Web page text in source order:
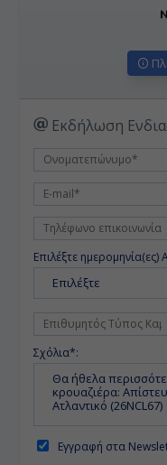
Εκδήλωση
Επιλέξτε
Επιλέξτε
Σχόλια*:
Εγγραφή στα